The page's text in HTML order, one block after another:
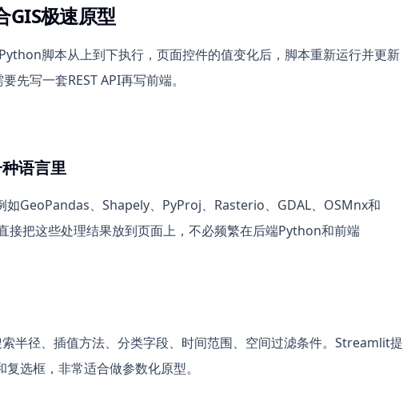
极速原型
脚本从上到下执行，页面控件的值变化后，脚本重新运行并更新
先写一套REST API再写前端。
语言里
GeoPandas、Shapely、PyProj、Rasterio、GDAL、OSMnx和
把这些处理结果放到页面上，不必频繁在后端Python和前端
半径、插值方法、分类字段、时间范围、空间过滤条件。Streamlit提
选框，非常适合做参数化原型。